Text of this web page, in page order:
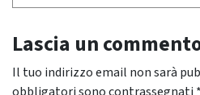
Lascia un
Il tuo indirizzo email non sarà